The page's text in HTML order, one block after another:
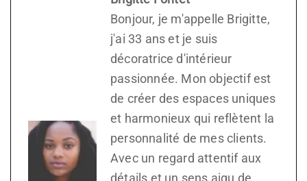
Bonjour, je m'appelle Brigitte,
j'ai 33 ans et je suis
décoratrice d'intérieur
passionnée. Mon objectif est
de créer des espaces uniques
et harmonieux qui reflètent la
personnalité de mes clients.
Avec un regard attentif aux
détails et un sens aigu de